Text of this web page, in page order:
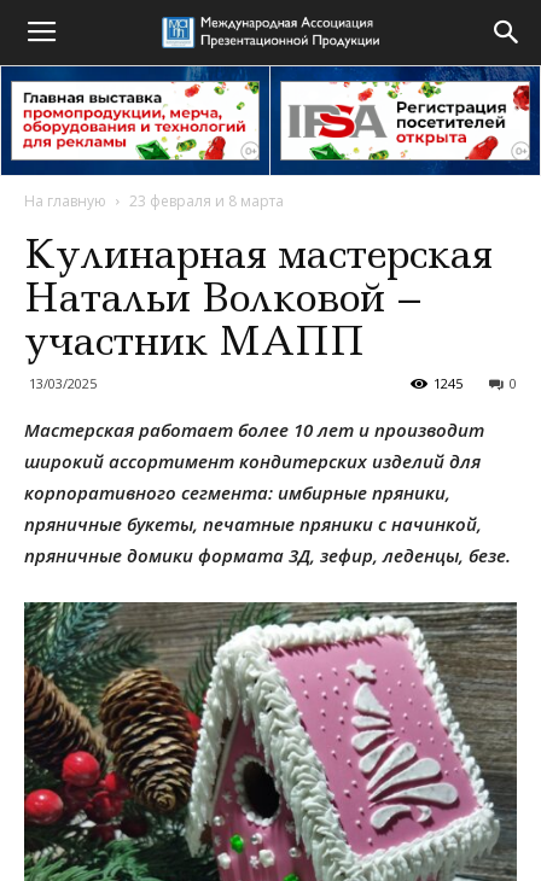
На главную 23 февраля и 8 марта
Кулинарная мастерская
Натальи Волковой –
участник МАПП
13/03/2025 0
1245
Мастерская работает более 10 лет и производит
широкий ассортимент кондитерских изделий для
корпоративного сегмента: имбирные пряники,
пряничные букеты, печатные пряники с начинкой,
пряничные домики формата 3Д, зефир, леденцы, безе.